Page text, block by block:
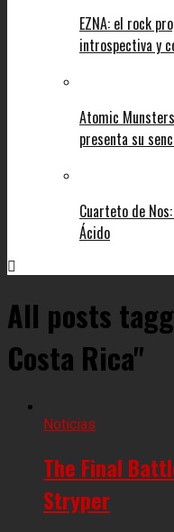
EZNA: el rock
introspectiva y
Atomic
presenta su
Cuarteto de
Ácido
All posts
Costa Rica"
Noticias
The Final
Stryper